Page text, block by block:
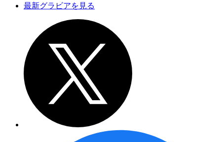
最新グラビアを見る